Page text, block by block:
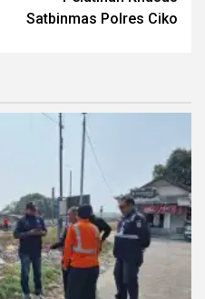
Satbinmas Polres Ciko